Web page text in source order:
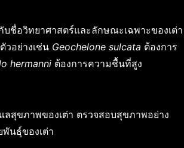
ชื่อวิทยาศาสตร์และลักษณะเฉพาะของเต่า
วอย่างเช่น Geochelone sulcata ต้องการ
hermanni ต้องการความชื้นที่สูง
สุขภาพของเต่า ตรวจสอบสุขภาพอย่าง
นธุ์ของเต่า